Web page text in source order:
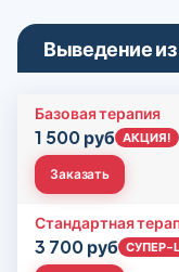
Выведение
Базовая терапия
1 500 руб АКЦИЯ!
Заказать
Стандартная
3 700 руб СУПЕР-